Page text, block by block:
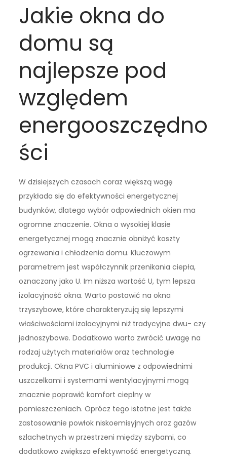
Jakie okna do
domu są
najlepsze pod
względem
energooszczędno
ści
W dzisiejszych czasach coraz większą wagę
przykłada się do efektywności energetycznej
budynków, dlatego wybór odpowiednich okien ma
ogromne znaczenie. Okna o wysokiej klasie
energetycznej mogą znacznie obniżyć koszty
ogrzewania i chłodzenia domu. Kluczowym
parametrem jest współczynnik przenikania ciepła,
oznaczany jako U. Im niższa wartość U, tym lepsza
izolacyjność okna. Warto postawić na okna
trzyszybowe, które charakteryzują się lepszymi
właściwościami izolacyjnymi niż tradycyjne dwu- czy
jednoszybowe. Dodatkowo warto zwrócić uwagę na
rodzaj użytych materiałów oraz technologie
produkcji. Okna PVC i aluminiowe z odpowiednimi
uszczelkami i systemami wentylacyjnymi mogą
znacznie poprawić komfort cieplny w
pomieszczeniach. Oprócz tego istotne jest także
zastosowanie powłok niskoemisyjnych oraz gazów
szlachetnych w przestrzeni między szybami, co
dodatkowo zwiększa efektywność energetyczną.